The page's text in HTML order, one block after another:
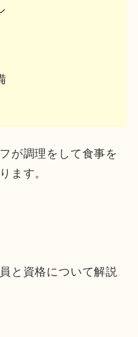
が調理をして食事を
ます。
と資格について解説